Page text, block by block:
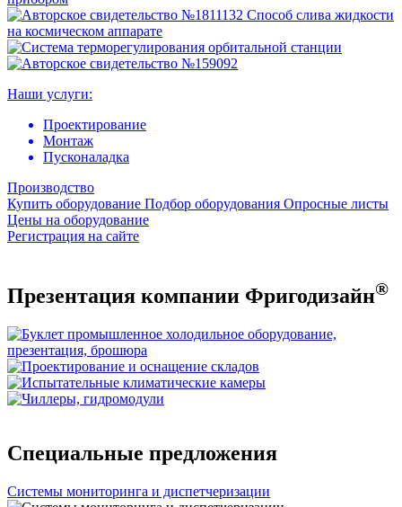
Наши услуги:
Проектирование
Монтаж
Пусконаладка
Производство
Купить оборудование Подбор оборудования Опросные листы
Цены на оборудование
Регистрация на сайте
Презентация компании Фригодизайн®
Специальные предложения
Системы мониторинга и диспетчеризации